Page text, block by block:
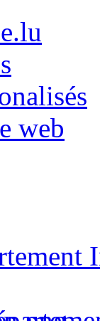
web